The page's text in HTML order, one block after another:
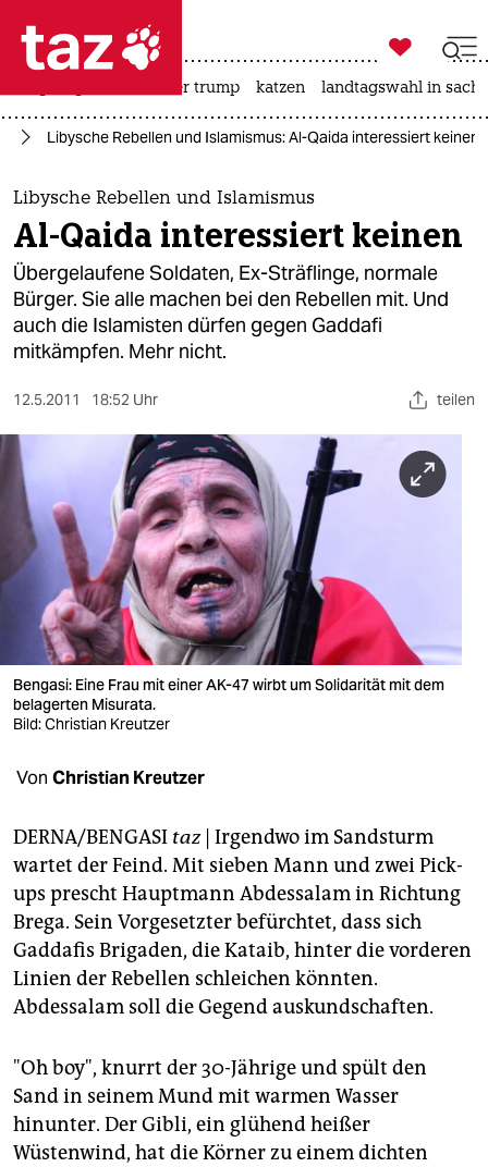
 taz zahl ich
taz zahl ich
themen
politik
öko
gesellschaft
kultur
sport
berlin
nord
wahrheit
verlag
verlag
veranstaltungen
unterstützen
abo
genossenschaft
epaper login

taz zahl ich
usa unter trump katzen landtagswahl in
Libysche Rebellen und Islamismus: Al-Qaida interessiert keinen
Libysche Rebellen und Islamismus
Al-Qaida interessiert keinen
Übergelaufene Soldaten, Ex-Sträflinge, normale
Bürger. Sie alle machen bei den Rebellen mit. Und
auch die Islamisten dürfen gegen Gaddafi
mitkämpfen. Mehr nicht.
12.5.2011 18:52 Uhr teilen
Bengasi: Eine Frau mit einer AK-47 wirbt um Solidarität mit dem
belagerten Misurata.
Bild: Christian Kreutzer
Von Christian Kreutzer
DERNA/BENGASI taz| Irgendwo im Sandsturm
wartet der Feind. Mit sieben Mann und zwei Pick-
ups prescht Hauptmann Abdessalam in Richtung
Brega. Sein Vorgesetzter befürchtet, dass sich
Gaddafis Brigaden, die Kataib, hinter die vorderen
Linien der Rebellen schleichen könnten.
Abdessalam soll die Gegend auskundschaften.
"Oh boy", knurrt der 30-Jährige und spült den
Sand in seinem Mund mit warmen Wasser
hinunter. Der Gibli, ein glühend heißer
Wüstenwind, hat die Körner zu einem dichten